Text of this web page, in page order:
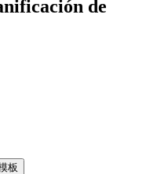
de
板